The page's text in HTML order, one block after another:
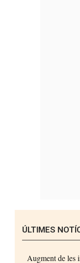
ÚLTIMES
Augment de les